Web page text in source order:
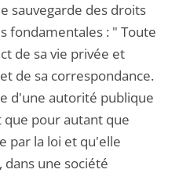
sauvegarde des droits
fondamentales : " Toute
de sa vie privée et
de sa correspondance.
d'une autorité publique
pour autant que
par la loi et qu'elle
une société